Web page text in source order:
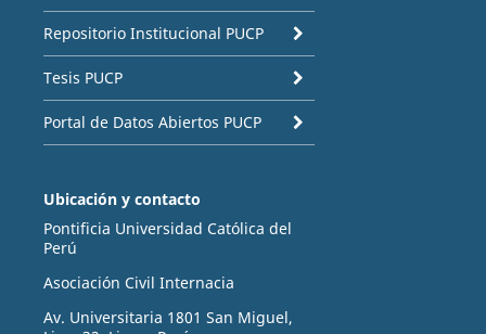
Repositorio Institucional PUCP
Tesis PUCP
Portal de Datos Abiertos PUCP
Ubicación y contacto
Pontificia Universidad Católica del
Perú
Asociación Civil Internacia
Av. Universitaria 1801 San Miguel,